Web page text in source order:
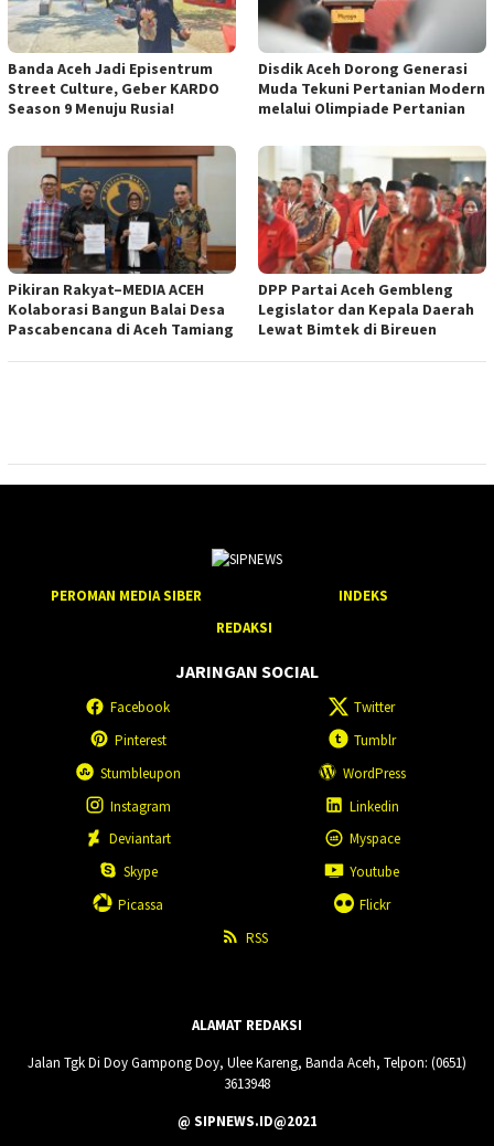
Banda Aceh Jadi Episentrum
Street Culture, Geber KARDO
Season 9 Menuju Rusia!
Disdik Aceh Dorong Generasi
Muda Tekuni Pertanian Modern
melalui Olimpiade Pertanian
Pikiran Rakyat–MEDIA ACEH
Kolaborasi Bangun Balai Desa
Pascabencana di Aceh Tamiang
DPP Partai Aceh Gembleng
Legislator dan Kepala Daerah
Lewat Bimtek di Bireuen
PEROMAN MEDIA SIBER
INDEKS
REDAKSI
JARINGAN SOCIAL
Facebook
Twitter
Pinterest
Tumblr
Stumbleupon
WordPress
Instagram
Linkedin
Deviantart
Myspace
Skype
Youtube
Picassa
Flickr
RSS
ALAMAT REDAKSI
Jalan Tgk Di Doy Gampong Doy, Ulee Kareng, Banda Aceh, Telpon: (0651)
3613948
@ SIPNEWS.ID@2021